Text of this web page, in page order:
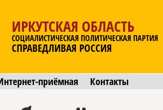
ИРКУТСКАЯ ОБЛАСТЬ
СОЦИАЛИСТИЧЕСКАЯ ПОЛИТИЧЕСКАЯ ПАРТИЯ
СПРАВЕДЛИВАЯ РОССИЯ
приёмная Контакты